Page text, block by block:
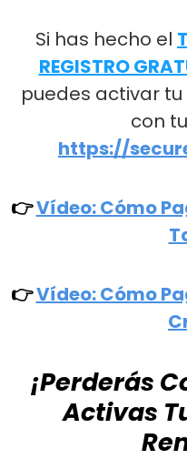
Si has hecho el
REGISTRO
puedes activar
con
https://
👉Vídeo: Cómo
👉Vídeo: Cómo
¡Perderás
Activas